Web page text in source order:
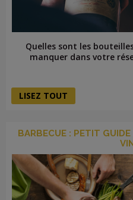
Quelles sont les
manquer dans votre
LISEZ TOUT
BARBECUE : PETIT